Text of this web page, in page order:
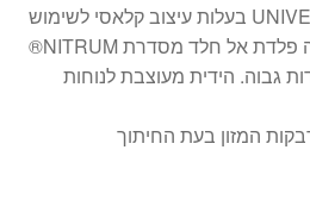
סדרת סכיני UNIVERSAL בעלות עיצוב קלאסי לשימוש
יומיומי. הלהב עשויה פלדת אל חלד מסדרת NITRUM®
גבוה. הידית מעוצבת לנוחות
המזון בעת החיתוך